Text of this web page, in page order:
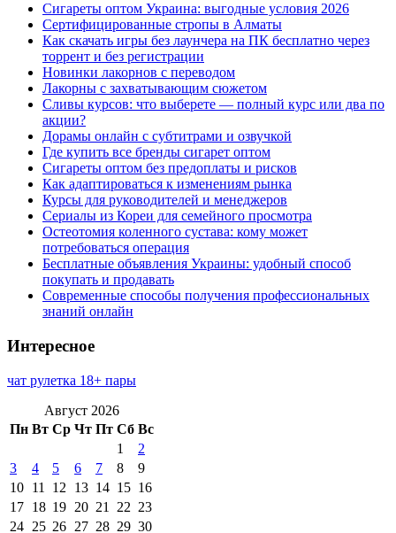
Сигареты оптом Украина: выгодные условия 2026
Сертифицированные стропы в Алматы
Как скачать игры без лаунчера на ПК бесплатно через
торрент и без регистрации
Новинки лакорнов с переводом
Лакорны с захватывающим сюжетом
Сливы курсов: что выберете — полный курс или два по
акции?
Дорамы онлайн с субтитрами и озвучкой
Где купить все бренды сигарет оптом
Сигареты оптом без предоплаты и рисков
Как адаптироваться к изменениям рынка
Курсы для руководителей и менеджеров
Сериалы из Кореи для семейного просмотра
Остеотомия коленного сустава: кому может
потребоваться операция
Бесплатные объявления Украины: удобный способ
покупать и продавать
Современные способы получения профессиональных
знаний онлайн
Интересное
чат рулетка 18+ пары
Август 2026
Пн Вт Ср Чт Пт Сб Вс
1
2
3
4 5 6 7 8
9
10 11 12 13 14 15 16
17 18 19 20 21 22 23
24 25 26 27 28 29 30